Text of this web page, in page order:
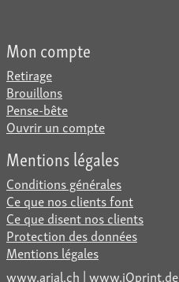
Mon compte
Retirage
Brouillons
Pense-bête
Ouvrir un compte
Mentions légales
Conditions générales
Ce que nos clients font
Ce que disent nos clients
Protection des données
Mentions légales
www.arial.ch |www.iQprint.de